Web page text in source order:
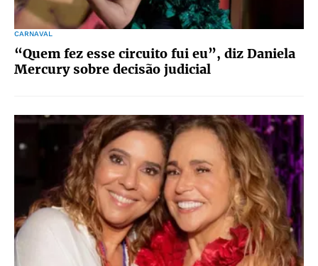
CARNAVAL
“Quem fez esse circuito fui eu”, diz Daniela
Mercury sobre decisão judicial